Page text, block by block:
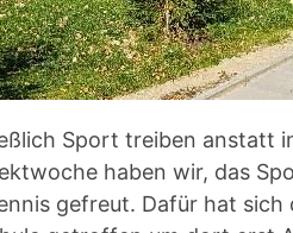
Sport treiben anstatt
haben wir, das
gefreut. Dafür hat